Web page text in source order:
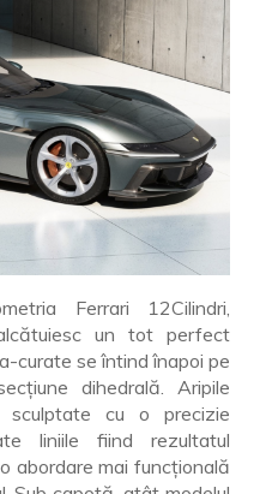
Ferrari 12Cilindri,
un tot perfect
curate se întind înapoi pe
dihedrală. Aripile
sculptate cu o precizie
liniile fiind rezultatul
abordare mai funcțională